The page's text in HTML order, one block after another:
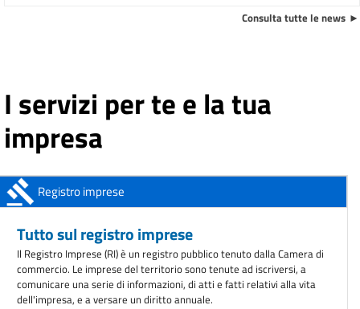
Ulteriore trasferimento di sportelli dalla sede di piazza Borsa dal 9
marzo 2026
Avviso all'utenza
AVVISO ALL'UTENZA: Chiusura sportelli della sede di Conegliano
ANAC: obbligo di registrazione degli operatori economici
ottobre 2025
Consulta tutte le news
I servizi per te e la tua
impresa
Registro imprese
Tutto sul registro imprese
Il Registro Imprese (RI) è un registro pubblico tenuto dalla Camera di
commercio. Le imprese del territorio sono tenute ad iscriversi, a
comunicare una serie di informazioni, di atti e fatti relativi alla vita
dell'impresa, e a versare un diritto annuale.